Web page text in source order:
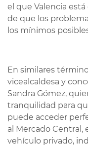
el que Valencia
de que los
los mínimos
En similares
vicealcaldesa y
Sandra Gómez,
tranquilidad para
puede acceder
al Mercado
vehículo privado,